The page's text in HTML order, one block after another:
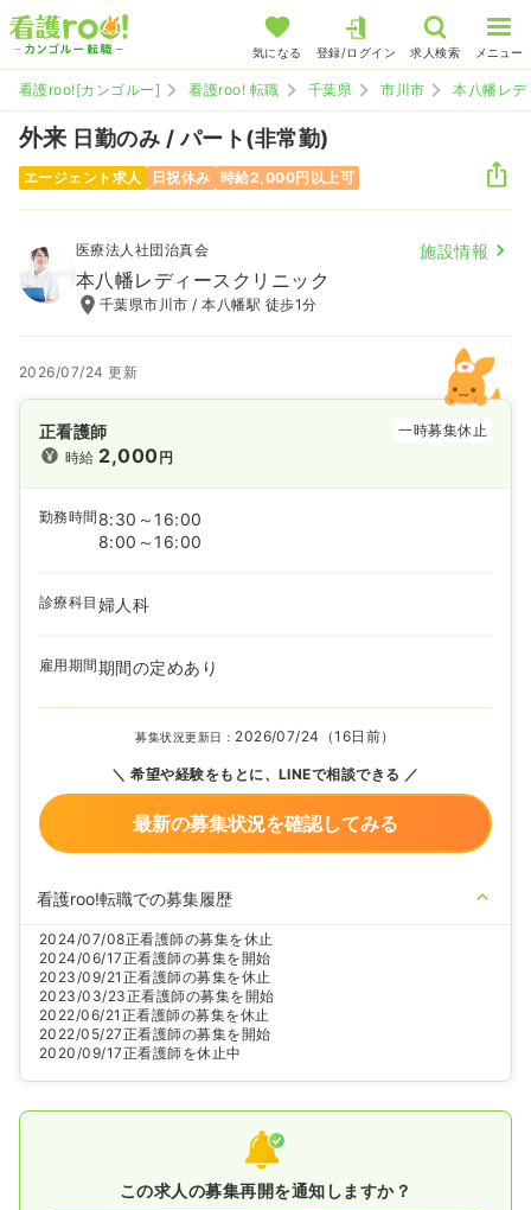
気になる 登録/ログイン 求人検索 メニュー
看護roo![カンゴルー] 看護roo! 転職 千葉県 市川市 本八幡レ
外来 日勤のみ / パート(非常勤)
エージェント求人 日祝休み 時給2,000円以上可
医療法人社団治真会 施設情報
本八幡レディースクリニック
千葉県市川市 / 本八幡駅 徒歩1分
2026/07/24 更新
正看護師
一時募集休止
時給 2,000円
勤務時間 8:30～16:00
8:00～16:00
診療科目 婦人科
雇用期間期間の定めあり
募集状況更新日： 2026/07/24（16日前）
希望や経験をもとに、LINEで相談できる
最新の募集状況を確認してみる
看護roo!転職での募集履歴
2024/07/08正看護師の募集を休止
2024/06/17正看護師の募集を開始
2023/09/21 正看護師の募集を休止
2023/03/23正看護師の募集を開始
2022/06/21 正看護師の募集を休止
2022/05/27正看護師の募集を開始
2020/09/17正看護師を休止中
この求人の募集再開を通知しますか？